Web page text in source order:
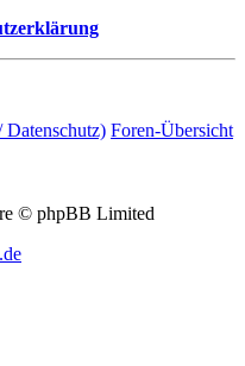
Foren-Übersicht
© phpBB Limited